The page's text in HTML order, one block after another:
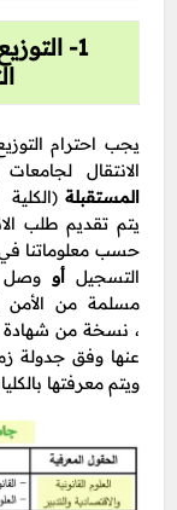
1-
يجب احترام
الانتقال
المستقبلة
يتم تقديم طلب
حسب معلوماتنا
التسجيل أووصل
مسلمة من الأمن
، نسخة من شهادة
عنها وفق جدولة
ويتم معرفتها